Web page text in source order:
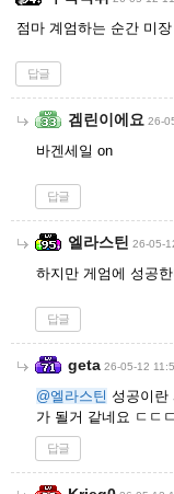
점마 계엄하는 순간 미
답글
겜린이에요 26-
바겐세일 on
답글
엘라스틴 26-05-
하지만 게엄에 성공
답글
geta 26-05-12
@엘라스틴 성공이란
가 될거 같네요 ㄷㄷ
답글